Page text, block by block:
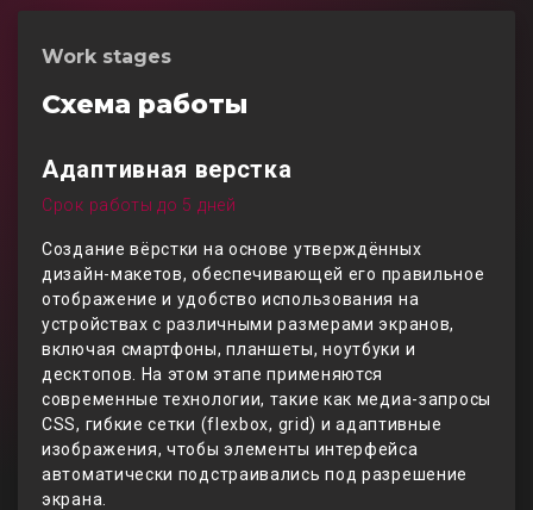
Work stages
Схема работы
Адаптивная верстка
Срок работы до 5 дней
Создание вёрстки на основе утверждённых
дизайн-макетов, обеспечивающей его правильное
отображение и удобство использования на
устройствах с различными размерами экранов,
включая смартфоны, планшеты, ноутбуки и
десктопов. На этом этапе применяются
современные технологии, такие как медиа-запросы
CSS, гибкие сетки (flexbox, grid) и адаптивные
изображения, чтобы элементы интерфейса
автоматически подстраивались под разрешение
экрана.